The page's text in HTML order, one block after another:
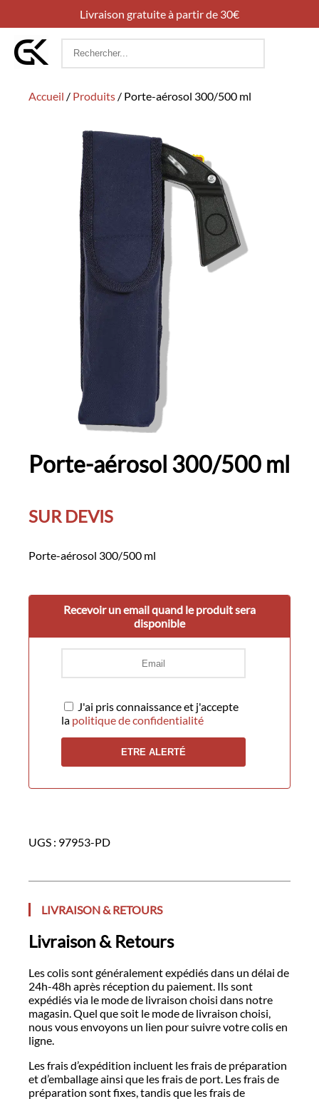
Livraison gratuite à partir de 30€
Rechercher
Accueil / Produits / Porte-aérosol 300/500 ml
Porte-aérosol 300/500 ml
SUR DEVIS
Porte-aérosol 300/500 ml
Recevoir un email quand le produit sera
disponible
J'ai pris connaissance et j'accepte
la politique de confidentialité
UGS : 97953-PD
LIVRAISON & RETOURS
Livraison & Retours
Les colis sont généralement expédiés dans un délai de
24h-48h après réception du paiement. Ils sont
expédiés via le mode de livraison choisi dans notre
magasin. Quel que soit le mode de livraison choisi,
nous vous envoyons un lien pour suivre votre colis en
ligne.
Les frais d’expédition incluent les frais de préparation
et d’emballage ainsi que les frais de port. Les frais de
préparation sont fixes, tandis que les frais de